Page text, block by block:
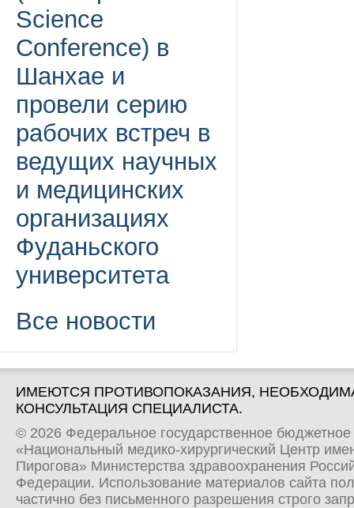
Science
Conference) в
Шанхае и
провели серию
рабочих встреч в
ведущих научных
и медицинских
организациях
Фуданьского
университета
Все новости
ИМЕЮТСЯ ПРОТИВОПОКАЗАНИЯ,
КОНСУЛЬТАЦИЯ СПЕЦИАЛИСТА.
© 2026 Федеральное государственное
«Национальный медико-хирургический Центр
Пирогова» Министерства здравоохранения
Федерации. Использование материалов сайта
частично без письменного разрешения строго